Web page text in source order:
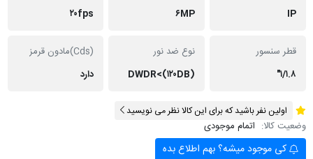
نوع ضد نور
DWDR<(۱۲۰DB)
دارد
نفر باشید که برای این کالا نظر می نویسید
اتمام موجودی
میشه؟ بهم اطلاع بده